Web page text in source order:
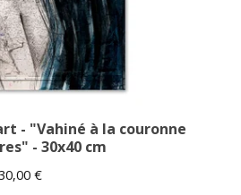
- "Vahiné à la couronne
- 30x40 cm
€